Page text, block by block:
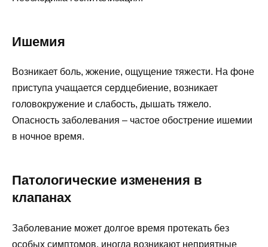
Ишемия
Возникает боль, жжение, ощущение тяжести. На фоне
приступа учащается сердцебиение, возникает
головокружение и слабость, дышать тяжело.
Опасность заболевания – частое обострение ишемии
в ночное время.
Патологические изменения в
клапанах
Заболевание может долгое время протекать без
особых симптомов, иногда возникают неприятные